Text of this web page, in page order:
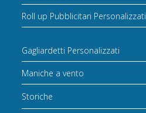
Roll up Pubblicitari Personalizzati
Gagliardetti Personalizzati
Maniche a vento
Storiche